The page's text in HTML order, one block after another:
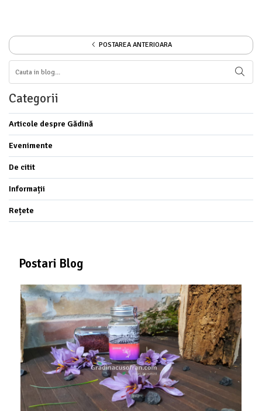
POSTAREA ANTERIOARA
Categorii
Articole despre Gădină
Evenimente
De citit
Informații
Rețete
Postari Blog